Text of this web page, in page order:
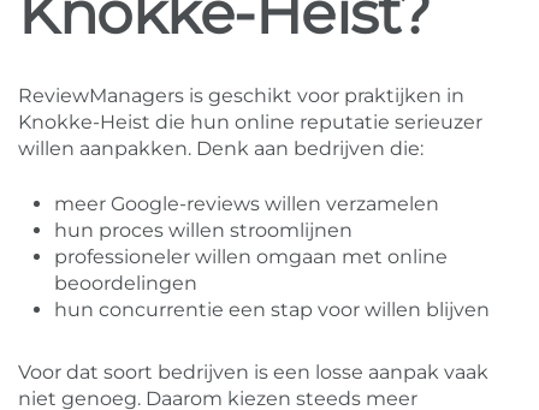
ReviewManagers is geschikt voor praktijken in
Knokke-Heist die hun online reputatie serieuzer
willen aanpakken. Denk aan bedrijven die:
meer Google-reviews willen verzamelen
hun proces willen stroomlijnen
professioneler willen omgaan met online
beoordelingen
hun concurrentie een stap voor willen blijven
Voor dat soort bedrijven is een losse aanpak vaak
niet genoeg. Daarom kiezen steeds meer